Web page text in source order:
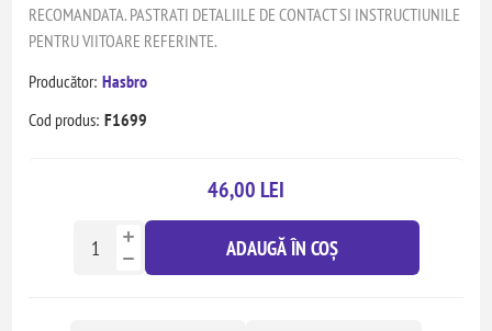
RECOMANDATA. PASTRATI DETALIILE DE CONTACT SI INSTRUCTIUNILE
PENTRU VIITOARE REFERINTE.
Producător: Hasbro
Cod produs: F1699
46,00 LEI
ADAUGĂ ÎN COȘ